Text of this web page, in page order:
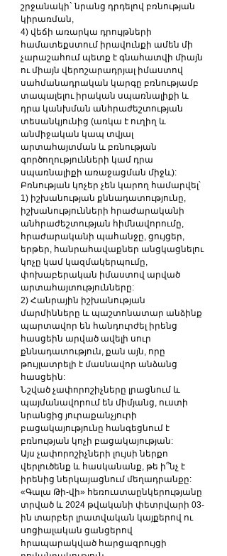
շրջանակի` նրանց դրդելով բռնության
կիրառման,
4) վեճի առարկա դրույթների
համատեքստում իրավունքի ամեն մի
չարաշահում պետք է գնահատվի միայն
ու միայն վերոշարադրյալ իմաստով
սահմանադրական կարգը բռնությամբ
տապալելու իրական սպառնալիքի և
դրա կանխման անհրաժեշտության
տեսանկյունից (առկա է ուղիղ և
անմիջական կապ տվյալ
արտահայտման և բռնության
գործողությունների կամ դրա
սպառնալիքի առաջացման միջև):
Բռնության կոչեր չեն կարող համարվել՝
1) իշխանության քննադատությունը,
իշխանությունների հրաժարականի
անհրաժեշտության հիմնավորումը,
հրաժարականի պահանջը, ցույցեր,
երթեր, հանրահավաքներ անցկացնելու
կոչը կամ կազմակերպումը,
փոխաբերական իմաստով արված
արտահայտությունները:
2) Հանրային իշխանության
մարմինները և պաշտոնատար անձինք
պարտավոր են հանդուրժել իրենց
հասցեին արված ավելի սուր
քննադատություն, քան այն, որը
թույլատրելի է մասնավոր անձանց
հասցեին:
Նշված չափորոշիչները լրացնում և
պայմանավորում են միմյանց, ուստի
նրանցից յուրաքանչյուրի
բացակայությունը հանգեցնում է
բռնության կոչի բացակայության:
Այս չափորոշիչների լույսի ներքո
վերլուծենք և հասկանանք, թե ի՞նչ է
իրենից ներկայացնում մեղադրանքը:
«Գալա Թի-վի» հեռուստաընկերությանը
տրված և 2024 թվականի փետրվարի 03-
ին տարբեր լրատվական կայքերով ու
սոցիալական ցանցերով
հրապարակված հարցազրույցի